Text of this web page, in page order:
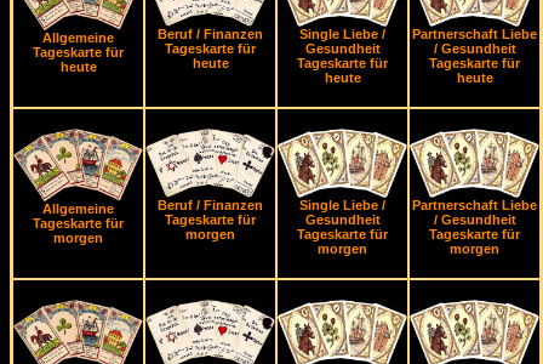
Allgemeine
Tageskarte für
heute
Beruf / Finanzen
Tageskarte für
heute
Single Liebe /
Gesundheit
Tageskarte für
heute
Partnerschaft Liebe
/ Gesundheit
Tageskarte für
heute
Allgemeine
Tageskarte für
morgen
Beruf / Finanzen
Tageskarte für
morgen
Single Liebe /
Gesundheit
Tageskarte für
morgen
Partnerschaft Liebe
/ Gesundheit
Tageskarte für
morgen